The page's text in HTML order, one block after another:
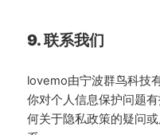
9. 联系我们
lovemo由宁波群鸟科技
你对个人信息保护问题
何关于隐私政策的疑问